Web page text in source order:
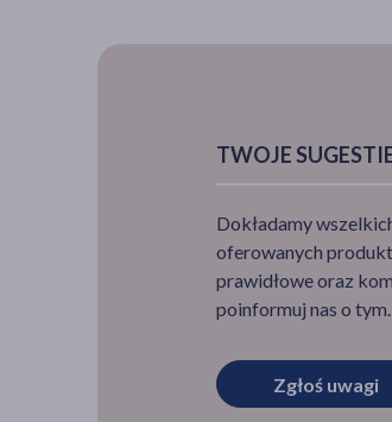
TWOJE
Dokładamy
oferowanych
prawidłowe oraz
poinformuj nas o tym.
Zgłoś uwagi